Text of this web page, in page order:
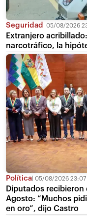
Seguridad 05/08/2026
Extranjero
narcotráfico, la
Política 05/08/2026 23:07
Diputados
Agosto: “Muchos
en oro”, dijo Castro